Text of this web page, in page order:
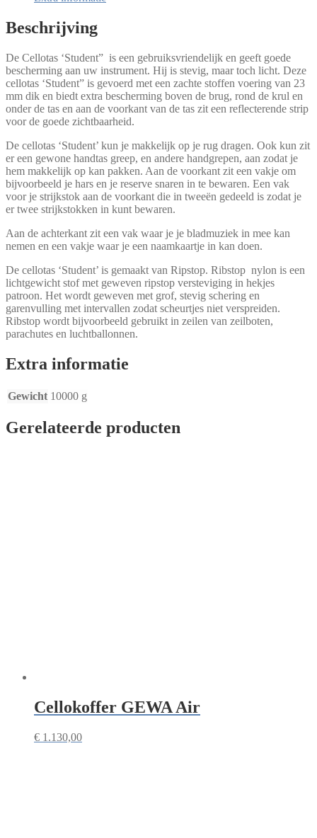
Beschrijving
De Cellotas ‘Student” is een gebruiksvriendelijk en geeft goede
bescherming aan uw instrument. Hij is stevig, maar toch licht. Deze
cellotas ‘Student” is gevoerd met een zachte stoffen voering van 23
mm dik en biedt extra bescherming boven de brug, rond de krul en
onder de tas en aan de voorkant van de tas zit een reflecterende strip
voor de goede zichtbaarheid.
De cellotas ‘Student’ kun je makkelijk op je rug dragen. Ook kun zit
er een gewone handtas greep, en andere handgrepen, aan zodat je
hem makkelijk op kan pakken. Aan de voorkant zit een vakje om
bijvoorbeeld je hars en je reserve snaren in te bewaren. Een vak
voor je strijkstok aan de voorkant die in tweeën gedeeld is zodat je
er twee strijkstokken in kunt bewaren.
Aan de achterkant zit een vak waar je je bladmuziek in mee kan
nemen en een vakje waar je een naamkaartje in kan doen.
De cellotas ‘Student’ is gemaakt van Ripstop. Ribstop nylon is een
lichtgewicht stof met geweven ripstop versteviging in hekjes
patroon. Het wordt geweven met grof, stevig schering en
garenvulling met intervallen zodat scheurtjes niet verspreiden.
Ribstop wordt bijvoorbeeld gebruikt in zeilen van zeilboten,
parachutes en luchtballonnen.
Extra informatie
Gewicht 10000 g
Gerelateerde producten
Cellokoffer GEWA Air
€ 1.130,00